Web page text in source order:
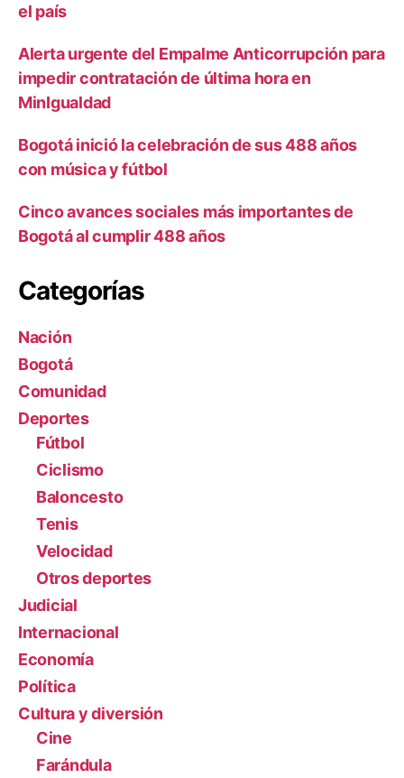
el país
Alerta urgente del Empalme Anticorrupción para
impedir contratación de última hora en
MinIgualdad
Bogotá inició la celebración de sus 488 años
con música y fútbol
Cinco avances sociales más importantes de
Bogotá al cumplir 488 años
Categorías
Nación
Bogotá
Comunidad
Deportes
Fútbol
Ciclismo
Baloncesto
Tenis
Velocidad
Otros deportes
Judicial
Internacional
Economía
Política
Cultura y diversión
Cine
Farándula